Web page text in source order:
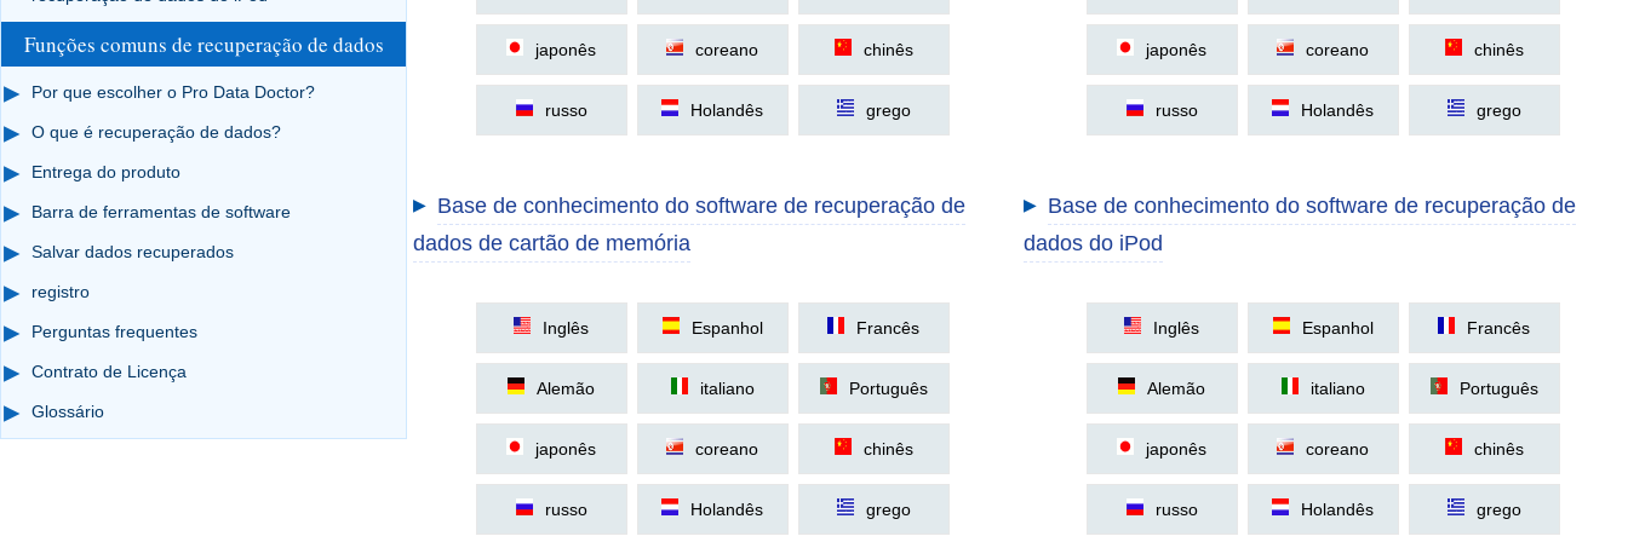
japonês coreano chinês
russo Holandês grego
japonês coreano chinês
russo Holandês grego
▶
Base de conhecimento do software de recuperação de
dados de cartão de memória
Inglês Espanhol Francês
Alemão italiano Português
japonês coreano chinês
russo Holandês grego
▶
Base de conhecimento do software de recuperação de
dados do iPod
Inglês Espanhol Francês
Alemão italiano Português
japonês coreano chinês
russo Holandês grego
Funções comuns de recuperação de dados
Por que escolher o Pro Data Doctor?
O que é recuperação de dados?
Entrega do produto
Barra de ferramentas de software
Salvar dados recuperados
registro
Perguntas frequentes
Contrato de Licença
Glossário